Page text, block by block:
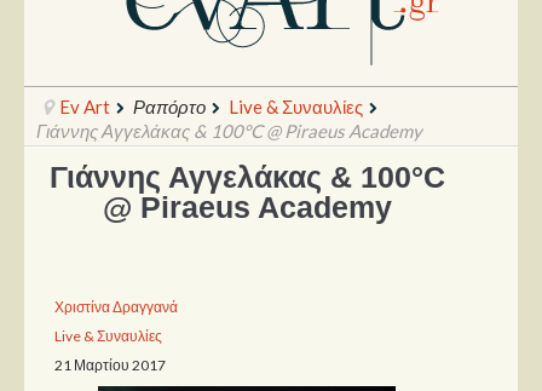
Ραπόρτο
Συνεντεύξεις
Ev Art Ραπόρτο
Live & Συναυλίες
Γιάννης Αγγελάκας & 100°C @ Piraeus Academy
Γιάννης Αγγελάκας & 100°C
@ Piraeus Academy
Χριστίνα Δραγγανά
Live & Συναυλίες
21 Μαρτίου 2017